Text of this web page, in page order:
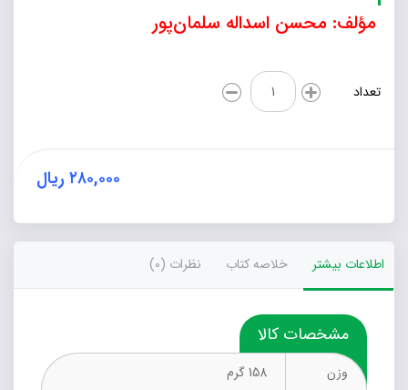
مؤلف: محسن اسداله سلمان‌پور
تعداد
مثل‌نویسی
فارسی
(با
بر
عدد
۲۸۰,۰۰۰ ریال
اطلاعات بیشتر خلاصه کتاب نظرات (0)
مشخصات کالا
وزن
158 گرم